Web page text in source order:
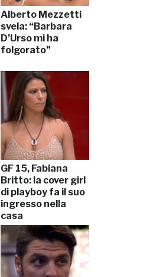
Alberto Mezzetti
svela: “Barbara
D’Urso mi ha
folgorato”
GF 15, Fabiana
Britto: la cover girl
di playboy fa il suo
ingresso nella
casa